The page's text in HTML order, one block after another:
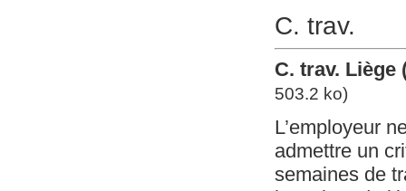
C. trav.
C. trav. Liège
503.2 ko)
L’employeur
admettre un
semaines de